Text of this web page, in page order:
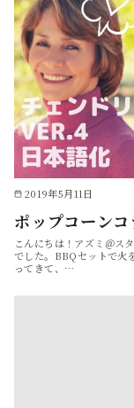
2019年5月11日
ポップコーン
こんにちは！アズミ＠ス
でした。BBQセットで火
ってきて、…